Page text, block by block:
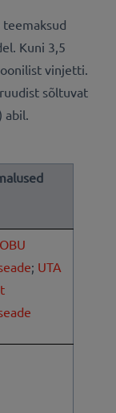
Kuni 3,5
vinjetti.
sõltuvat
abil.
; UTA